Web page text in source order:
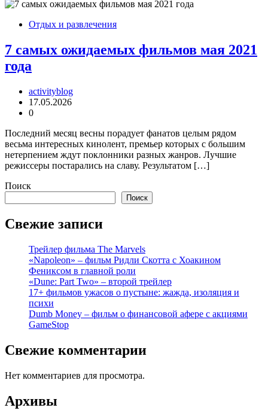
Отдых и развлечения
7 самых ожидаемых фильмов мая 2021
года
activityblog
17.05.2026
0
Последний месяц весны порадует фанатов целым рядом
весьма интересных кинолент, премьер которых с большим
нетерпением ждут поклонники разных жанров. Лучшие
режиссеры постарались на славу. Результатом […]
Поиск
Поиск
Свежие записи
Трейлер фильма The Marvels
«Napoleon» – фильм Ридли Скотта с Хоакином
Фениксом в главной роли
«Dune: Part Two» – второй трейлер
17+ фильмов ужасов о пустыне: жажда, изоляция и
психи
Dumb Money – фильм о финансовой афере с акциями
GameStop
Свежие комментарии
Нет комментариев для просмотра.
Архивы